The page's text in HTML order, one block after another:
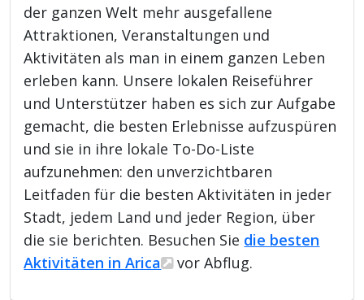
der ganzen Welt mehr ausgefallene
Attraktionen, Veranstaltungen und
Aktivitäten als man in einem ganzen Leben
erleben kann. Unsere lokalen Reiseführer
und Unterstützer haben es sich zur Aufgabe
gemacht, die besten Erlebnisse aufzuspüren
und sie in ihre lokale To-Do-Liste
aufzunehmen: den unverzichtbaren
Leitfaden für die besten Aktivitäten in jeder
Stadt, jedem Land und jeder Region, über
die sie berichten. Besuchen Sie die besten
Aktivitäten in Arica
vor Abflug.